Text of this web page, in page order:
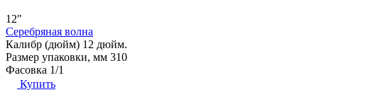
12"
Серебряная волна
Калибр (дюйм) 12 дюйм.
Размер упаковки, мм 310
Фасовка 1/1
Купить